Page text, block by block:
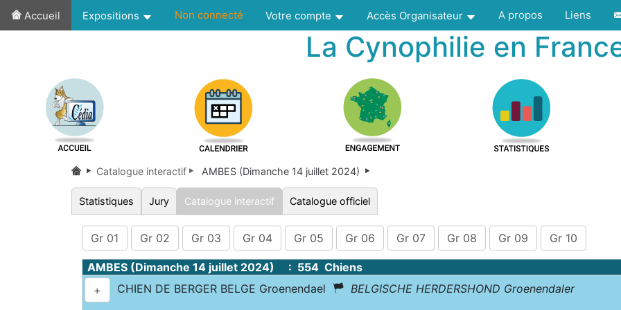
Accueil Expositions Non connecté Votre compte Accès Organisateur A propos Liens
La Cynophilie en
Catalogue interactif AMBES (Dimanche 14 juillet 2024)
Statistiques Jury Catalogue interactif Catalogue officiel
Gr 01 Gr 02 Gr 03 Gr 04 Gr 05 Gr 06 Gr 07 Gr 08 Gr 09 Gr 10
AMBES (Dimanche 14 juillet 2024) : 554 Chiens
+
CHIEN DE BERGER BELGE Groenendael BELGISCHE HERDERSHOND Groenendaler